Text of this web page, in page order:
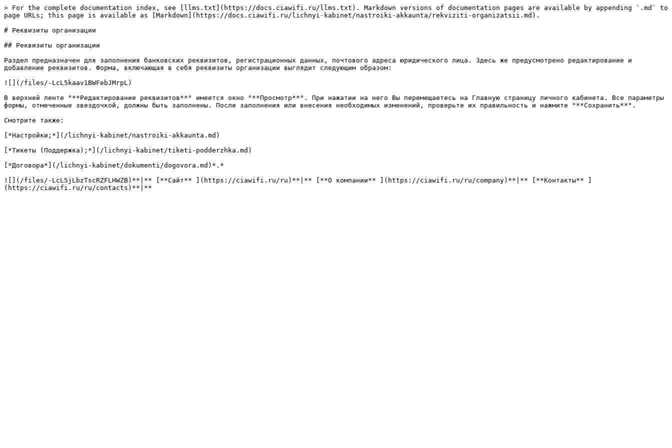
> For the complete documentation index, see [llms.txt](https://docs.ciawifi.ru/llms.txt). Markdown versions of documentation pages are available by appending `.md` to
page URLs; this page is available as [Markdown](https://docs.ciawifi.ru/lichnyi-kabinet/nastroiki-akkaunta/rekviziti-organizatsii.md).
# Реквизиты организации
## Реквизиты организации
Раздел предназначен для заполнения банковских реквизитов, регистрационных данных, почтового адреса юридического лица. Здесь же предусмотрено редактирование и
добавление реквизитов. Форма, включающая в себя реквизиты организации выглядит следующим образом:
![](/files/-LcL5kaav1BWFebJMrpL)
В верхней ленте "**Редактирование реквизитов**" имеется окно "**Просмотр**". При нажатии на него Вы перемещаетесь на Главную страницу личного кабинета. Все параметры
формы, отмеченные звездочкой, должны быть заполнены. После заполнения или внесения необходимых изменений, проверьте их правильность и нажмите "**Сохранить**".
Смотрите также:
[*Настройки;*](/lichnyi-kabinet/nastroiki-akkaunta.md)
[*Тикеты (Поддержка);*](/lichnyi-kabinet/tiketi-podderzhka.md)
[*Договора*](/lichnyi-kabinet/dokumenti/dogovora.md)*.*
![](/files/-LcL5jLbzTscRZFLHWZB)**|** [**Сайт** ](https://ciawifi.ru/ru)**|** [**О компании** ](https://ciawifi.ru/ru/company)**|** [**Контакты** ]